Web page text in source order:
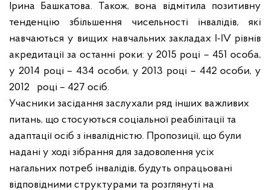
Ірина Башкатова. Також, вона відмітила позитивну
тенденцію збільшення чисельності інвалідів, які
навчаються у вищих навчальних закладах І-ІV рівнів
акредитації за останні роки: у 2015 році – 451 особа,
у 2014 році – 434 особи, у 2013 році – 442 особи, у
2012 році – 427 осіб.
Учасники засідання заслухали ряд інших важливих
питань, що стосуються соціальної реабілітації та
адаптації осіб з інвалідністю. Пропозиції, що були
надані у ході зібрання для задоволення усіх
нагальних потреб інвалідів, будуть опрацьовані
відповідними структурами та розглянуті на